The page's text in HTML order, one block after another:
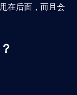
在后面，而且会